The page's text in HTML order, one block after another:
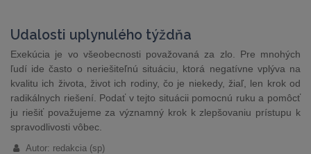
Udalosti uplynulého týždňa
Exekúcia je vo všeobecnosti považovaná za zlo. Pre mnohých
ľudí ide často o neriešiteľnú situáciu, ktorá negatívne vplýva na
kvalitu ich života, život ich rodiny, čo je niekedy, žiaľ, len krok od
radikálnych riešení. Podať v tejto situácii pomocnú ruku a pomôcť
ju riešiť považujeme za významný krok k zlepšovaniu prístupu k
spravodlivosti vôbec.
Autor: redakcia (sp)